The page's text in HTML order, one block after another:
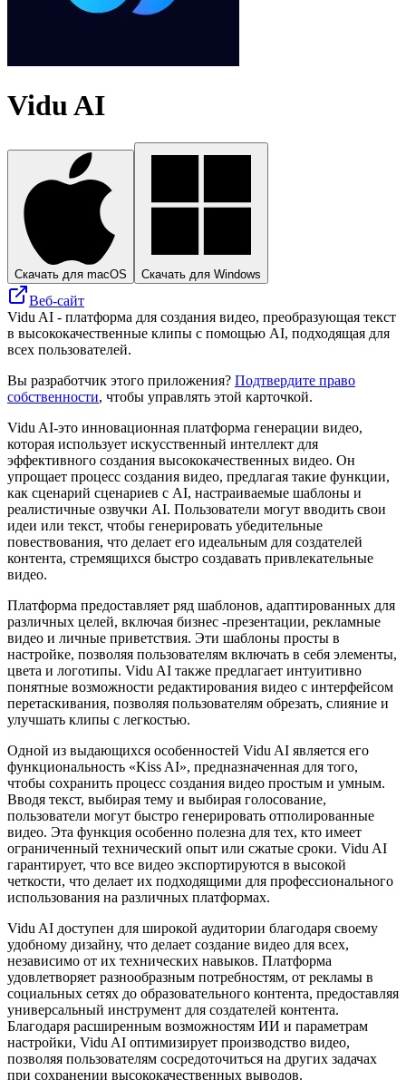
Vidu AI
Скачать для macOS Скачать для Windows
Веб-сайт
Vidu AI - платформа для создания видео, преобразующая текст
в высококачественные клипы с помощью AI, подходящая для
всех пользователей.
Вы разработчик этого приложения? Подтвердите право
собственности, чтобы управлять этой карточкой.
Vidu AI-это инновационная платформа генерации видео,
которая использует искусственный интеллект для
эффективного создания высококачественных видео. Он
упрощает процесс создания видео, предлагая такие функции,
как сценарий сценариев с AI, настраиваемые шаблоны и
реалистичные озвучки AI. Пользователи могут вводить свои
идеи или текст, чтобы генерировать убедительные
повествования, что делает его идеальным для создателей
контента, стремящихся быстро создавать привлекательные
видео.
Платформа предоставляет ряд шаблонов, адаптированных для
различных целей, включая бизнес -презентации, рекламные
видео и личные приветствия. Эти шаблоны просты в
настройке, позволяя пользователям включать в себя элементы,
цвета и логотипы. Vidu AI также предлагает интуитивно
понятные возможности редактирования видео с интерфейсом
перетаскивания, позволяя пользователям обрезать, слияние и
улучшать клипы с легкостью.
Одной из выдающихся особенностей Vidu AI является его
функциональность «Kiss AI», предназначенная для того,
чтобы сохранить процесс создания видео простым и умным.
Вводя текст, выбирая тему и выбирая голосование,
пользователи могут быстро генерировать отполированные
видео. Эта функция особенно полезна для тех, кто имеет
ограниченный технический опыт или сжатые сроки. Vidu AI
гарантирует, что все видео экспортируются в высокой
четкости, что делает их подходящими для профессионального
использования на различных платформах.
Vidu AI доступен для широкой аудитории благодаря своему
удобному дизайну, что делает создание видео для всех,
независимо от их технических навыков. Платформа
удовлетворяет разнообразным потребностям, от рекламы в
социальных сетях до образовательного контента, предоставляя
универсальный инструмент для создателей контента.
Благодаря расширенным возможностям ИИ и параметрам
настройки, Vidu AI оптимизирует производство видео,
позволяя пользователям сосредоточиться на других задачах
при сохранении высококачественных выводов.